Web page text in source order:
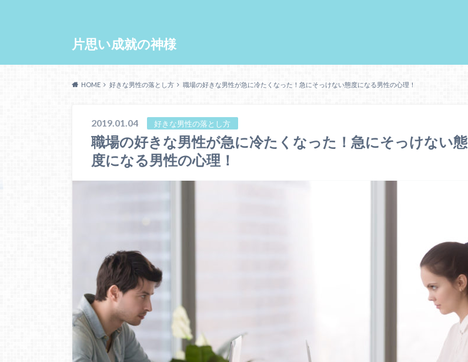
片思い成就の神様
HOME 好きな男性の落とし方 職場の好きな男性が急に冷たくなった！急にそっけない態度になる男性の心理！
2019.01.04 好きな男性の落とし方
職場の好きな男性が急に冷たくなった！急にそっけない態
度になる男性の心理！